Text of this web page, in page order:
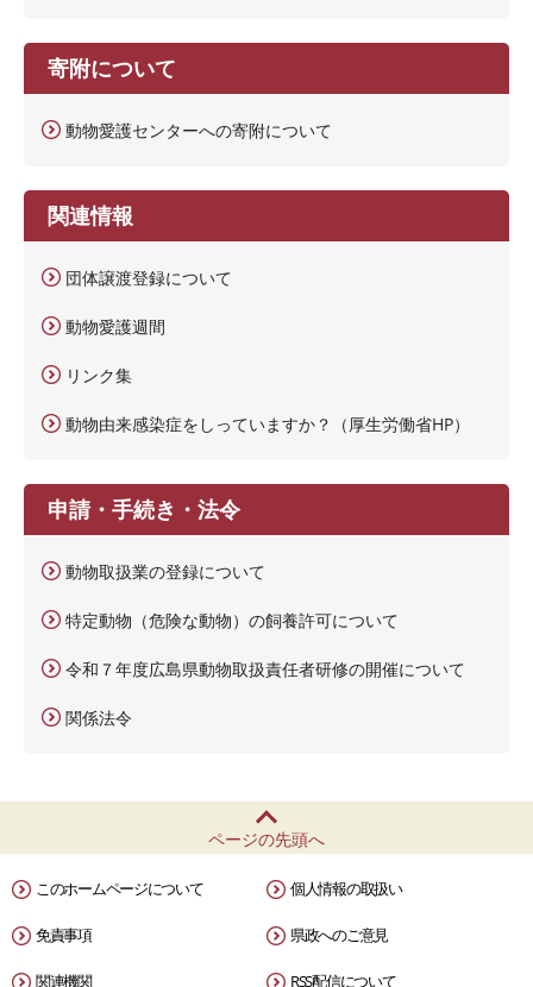
寄附について
動物愛護センターへの寄附について
関連情報
団体譲渡登録について
動物愛護週間
リンク集
動物由来感染症をしっていますか？（厚生労働省HP）
申請・手続き・法令
動物取扱業の登録について
特定動物（危険な動物）の飼養許可について
令和７年度広島県動物取扱責任者研修の開催について
関係法令
ページの先頭へ
このホームページについて 個人情報の取扱い
免責事項 県政へのご意見
関連機関 RSS配信について